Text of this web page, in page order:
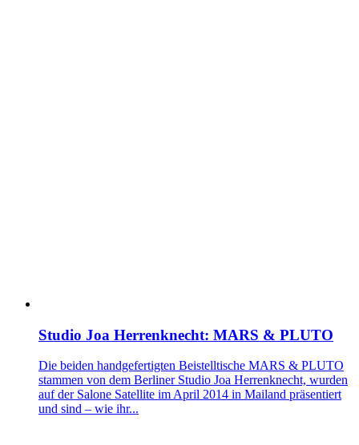
Studio Joa Herrenknecht: MARS & PLUTO
Die beiden handgefertigten Beistelltische MARS & PLUTO
stammen von dem Berliner Studio Joa Herrenknecht, wurden
auf der Salone Satellite im April 2014 in Mailand präsentiert
und sind – wie ihr...